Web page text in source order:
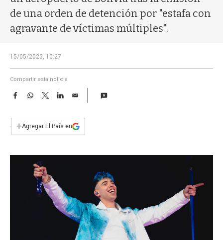
de una orden de detención por "estafa con
agravante de víctimas múltiples".
15/05/2025, 10:27
Compartir esta noticia
F
e
b
W
s
p
T
w
t
L
E
i
l
+Agregar El País en